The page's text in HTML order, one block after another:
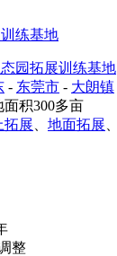
园拓展训练基地
- 东莞市 - 大朗镇
面积300多亩
拓展 地面拓展
整